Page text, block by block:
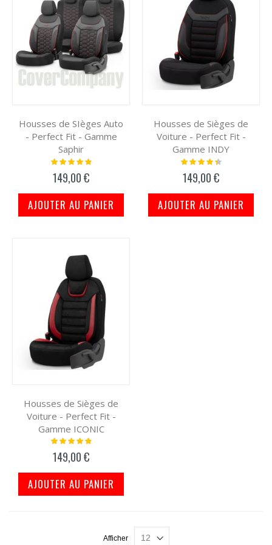
Housses de SIèges Auto
- Perfect Fit - Gamme
Saphir
Notation:
149,00 €
AJOUTER AU PANIER
Housses de Sièges de
Voiture - Perfect Fit -
Gamme INDY
Notation:
149,00 €
AJOUTER AU PANIER
Housses de Sièges de
Voiture - Perfect Fit -
Gamme ICONIC
Notation:
149,00 €
AJOUTER AU PANIER
Afficher